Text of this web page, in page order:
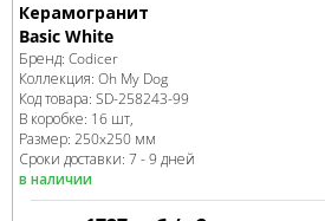
Керамогранит
Basic White
Бренд: Codicer
Коллекция: Oh My Dog
Код товара: SD-258243-99
В коробке: 16 шт,
Размер: 250x250 мм
Сроки доставки: 7 - 9 дней
в наличии